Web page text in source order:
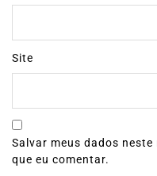
Site
Salvar meus dados
que eu comentar.